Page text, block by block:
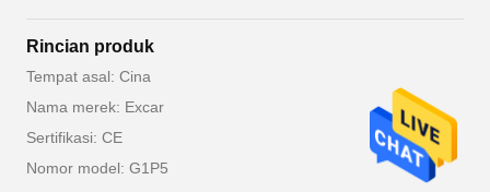
Rincian produk
Tempat asal: Cina
Nama merek: Excar
Sertifikasi: CE
Nomor model: G1P5